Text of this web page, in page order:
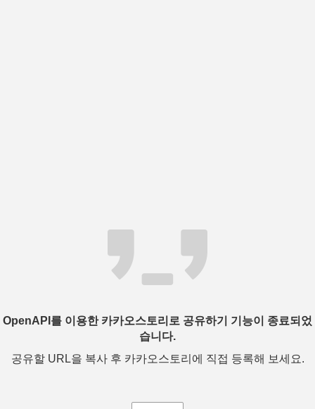
OpenAPI를 이용한 카카오스토리로 공유하기 기능이 종료되었
습니다.
공유할 URL을 복사 후 카카오스토리에 직접 등록해 보세요.